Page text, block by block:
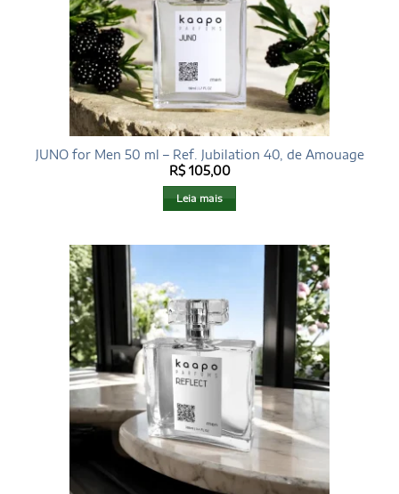
JUNO for Men 50 ml – Ref. Jubilation 40, de Amouage
R$105,00
Leia mais